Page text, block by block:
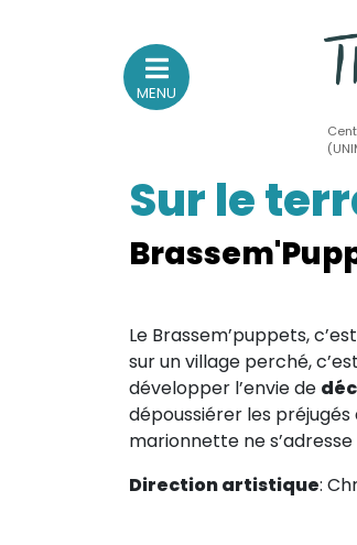
Association nationale
des Théâtres de Marionnettes
(Actualités, annonces, vie professionnelle)
Sur le vif
(Agenda, spectacles, événements des
Sur le fond
(Fonctionnement, gouvernance, groupes
MENU
Sur le
Le Brassem’puppets,
sur un village perché,
développer l’envie de
dépoussiérer les
marionnette ne s’adresse
Direction artistique: